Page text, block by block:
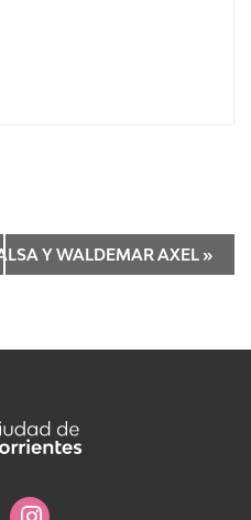
Y WALDEMAR AXEL »